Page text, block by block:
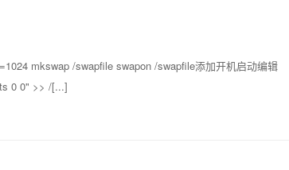
mkswap /swapfile swapon /swapfile添加开机启动编辑
0 0" >> /[...]